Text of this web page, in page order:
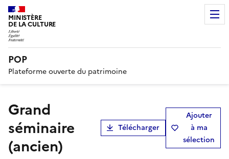
MINISTÈRE
DE LA CULTURE
POP
Plateforme ouverte du patrimoine
grand
séminaire
(ancien)
Télécharger
Ajouter
à ma
sélection